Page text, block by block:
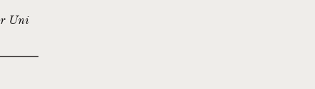
Uni